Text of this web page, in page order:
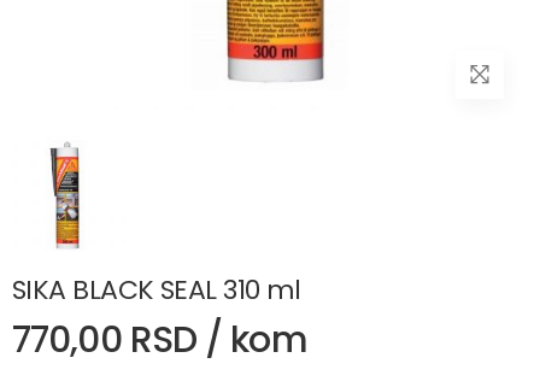
SIKA BLACK SEAL 310 ml
770,00 RSD / kom